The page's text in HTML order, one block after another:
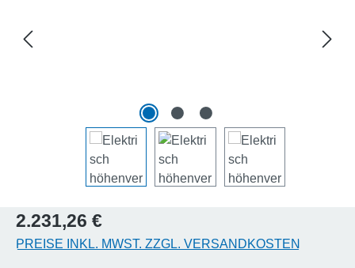
Regulärer Preis:
2.231,26 €
PREISE INKL. MWST. ZZGL. VERSANDKOSTEN